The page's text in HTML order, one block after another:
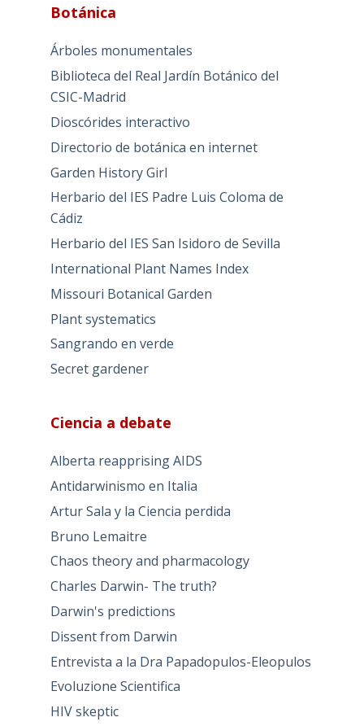
Botánica
Árboles monumentales
Biblioteca del Real Jardín Botánico del
CSIC-Madrid
Dioscórides interactivo
Directorio de botánica en internet
Garden History Girl
Herbario del IES Padre Luis Coloma de
Cádiz
Herbario del IES San Isidoro de Sevilla
International Plant Names Index
Missouri Botanical Garden
Plant systematics
Sangrando en verde
Secret gardener
Ciencia a debate
Alberta reapprising AIDS
Antidarwinismo en Italia
Artur Sala y la Ciencia perdida
Bruno Lemaitre
Chaos theory and pharmacology
Charles Darwin- The truth?
Darwin's predictions
Dissent from Darwin
Entrevista a la Dra Papadopulos-Eleopulos
Evoluzione Scientifica
HIV skeptic